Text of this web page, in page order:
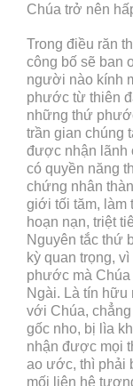
Chúa trở nên
Trong điều răn
công bố sẽ ban
người nào kính
phước từ thiên
những thứ
trần gian chúng
được nhận lãnh
có quyền năng
chứng nhân
giới tối tăm, làm
hoạn nạn, triệt
Nguyên tắc thứ
kỳ quan trọng,
phước mà
Ngài. Là tín hữu
với Chúa,
gốc nho, bị lìa
nhận được mọi
ao ước, thì phải
mối liên hệ